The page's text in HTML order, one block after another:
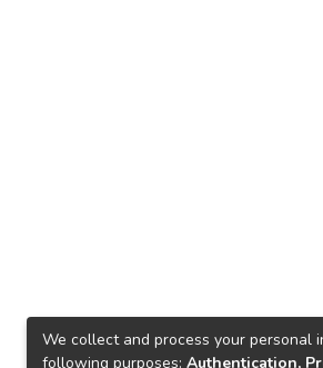
We collect and process your personal
following purposes: Authentication,